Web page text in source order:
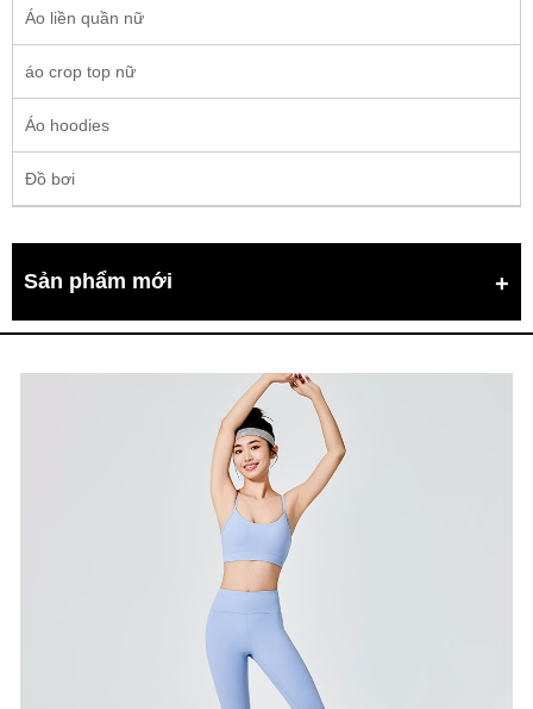
Áo liền quần nữ
áo crop top nữ
Áo hoodies
Đồ bơi
Sản phẩm mới